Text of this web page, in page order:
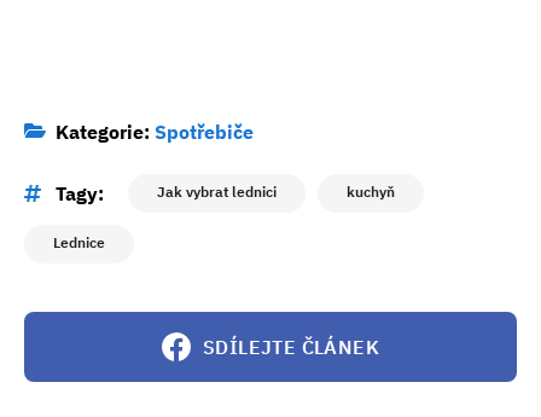
Kategorie: Spotřebiče
Tagy: Jak vybrat lednici kuchyň
Lednice
SDÍLEJTE ČLÁNEK